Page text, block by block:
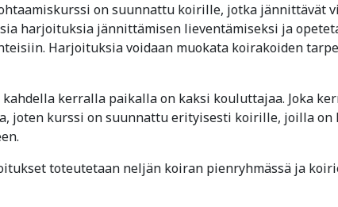
on suunnattu koirille, jotka jännittävät
harjoituksia jännittämisen lieventämiseksi ja
Harjoituksia voidaan muokata koirakoiden
kerralla paikalla on kaksi kouluttajaa. Joka
joten kurssi on suunnattu erityisesti koirille, joilla on
toteutetaan neljän koiran pienryhmässä ja